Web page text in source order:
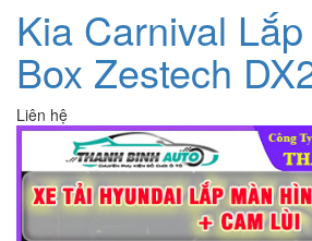
Kia Carnival
Box Zestech
Liên hệ